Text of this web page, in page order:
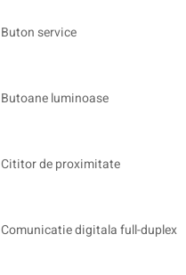
Buton service
Butoane luminoase
Cititor de proximitate
Comunicatie digitala full-duplex